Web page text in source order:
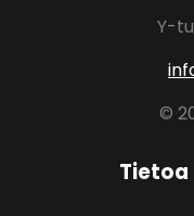
Y-
©